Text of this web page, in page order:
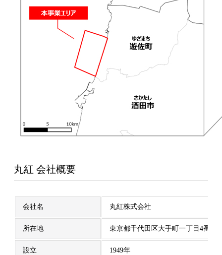
丸紅 会社概要
会社名 丸紅株式会社
所在地 東京都千代田区大手町一丁目4番2号
設立 1949年